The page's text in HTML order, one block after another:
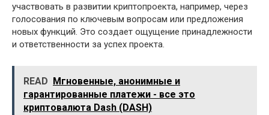
участвовать в развитии криптопроекта, например, через
голосования по ключевым вопросам или предложения
новых функций. Это создает ощущение принадлежности
и ответственности за успех проекта.
READ Мгновенные, анонимные и
гарантированные платежи - все это
криптовалюта Dash (DASH)